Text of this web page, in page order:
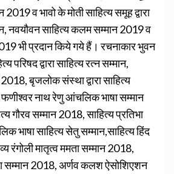
व भावो के मोती साहित्य समूह द्वारा
नवयौवन साहित्य कलम सम्मान 2019 व
भी प्रदान किये गये हैं। रचनाकार भुवन
परिषद द्वारा साहित्य रत्न सम्मान,
बृजलोक संस्था द्वारा साहित्य
नाथ रेणु आंचलिक भाषा सम्मान
गौरव सम्मान 2018, साहित्य प्रतिभा
भाषा साहित्य सेतु सम्मान,साहित्य हिंद
रंगोली मातृत्व ममता सम्मान 2018,
सम्मान 2018, अर्णव कलश ऐसोशिएशन